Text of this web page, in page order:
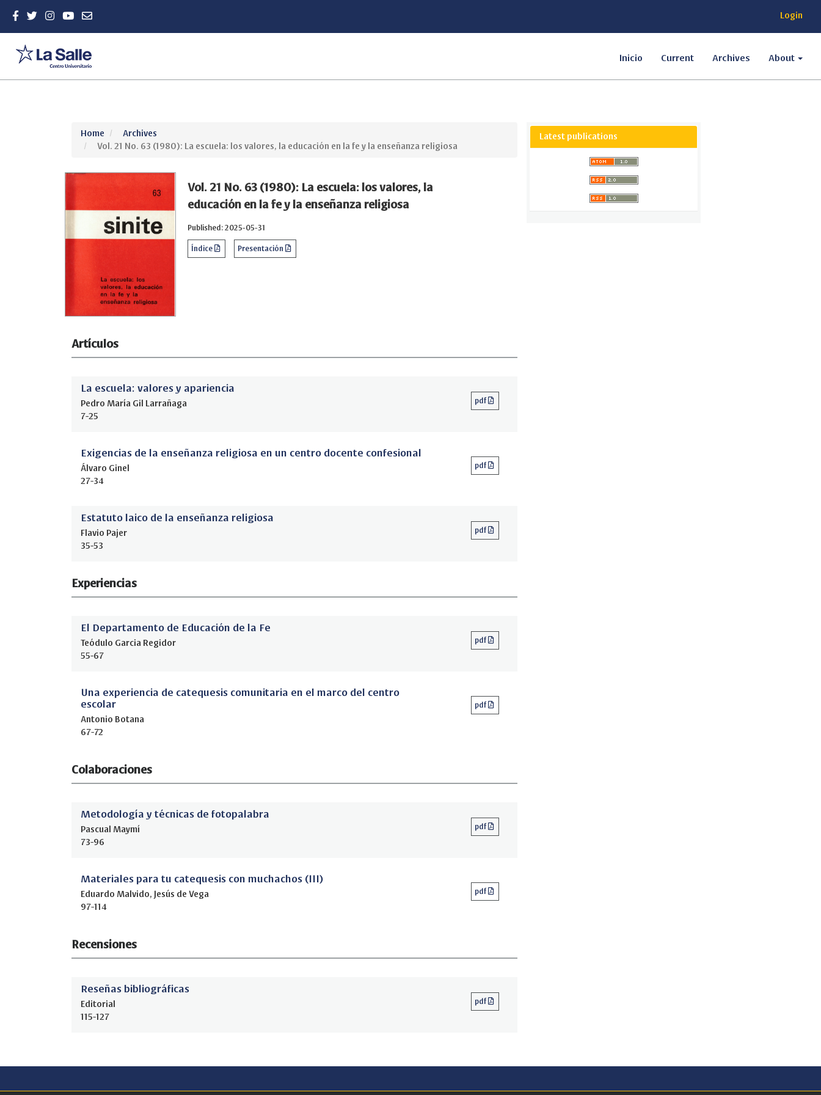
Login
Inicio Current Archives About
Home
Archives
Vol. 21 No. 63 (1980): La escuela: los valores, la educación en la fe y la enseñanza religiosa
Vol. 21 No. 63 (1980): La escuela: los valores, la
educación en la fe y la enseñanza religiosa
Published: 2025-05-31
Índice Presentación
Artículos
La escuela: valores y apariencia
Pedro María Gil Larrañaga
7-25
pdf
Exigencias de la enseñanza religiosa en un centro docente confesional
Álvaro Ginel
27-34
pdf
Estatuto laico de la enseñanza religiosa
Flavio Pajer
35-53
pdf
Experiencias
El Departamento de Educación de la Fe
Teódulo Garcia Regidor
55-67
pdf
Una experiencia de catequesis comunitaria en el marco del centro
escolar
Antonio Botana
67-72
pdf
Colaboraciones
Metodología y técnicas de fotopalabra
Pascual Maymí
73-96
pdf
Materiales para tu catequesis con muchachos (III)
Eduardo Malvido, Jesús de Vega
97-114
pdf
Recensiones
Reseñas bibliográficas
Editorial
115-127
pdf
Latest publications